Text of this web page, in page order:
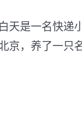
天是一名快递
京，养了一只